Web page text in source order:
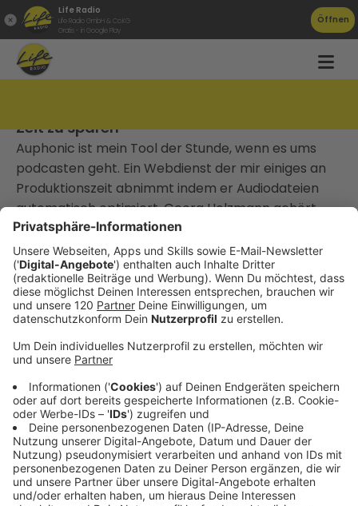
Life Radio
Life Radio GmbH & Co.KG
Gratis - in Google Play
Öffnen
Zeit zu sparen“
Auphonic ist mein Tool der Stunde, wenn es ums
podcasten geht. Ein Webdienst der mir einiges an
Produktionszeit abnimmt indem er Audiodateien
automatisch optimiert. Georg Holzmann gehört
zum Gründerteam von Auphonic und hat sich von
mir ausfragen lassen.
Gute Arbeit, die niemand kennt, gewinnt keinen
Markt.
Die meisten Unternehmen, mit denen ich arbeite,
haben kein Qualitätsproblem. Sie sind besser als ihr
Ruf. Nur weiß das draußen niemand.
Alle zwei Wochen schreibe ich einen Gedanken
darüber, wie sich das ändern lässt. Ein Thema, kein
Sammelbrief.
→teddy.click/newsletter